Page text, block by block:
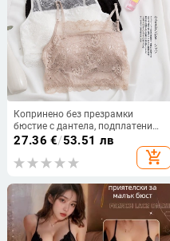
Копринено без презрамки
бюстие с дантела, подплатени
чашки, чашки с тънък формован
контур, френски стил, открит гръб
27.36 €/53.51 лв
add_shopping_cart